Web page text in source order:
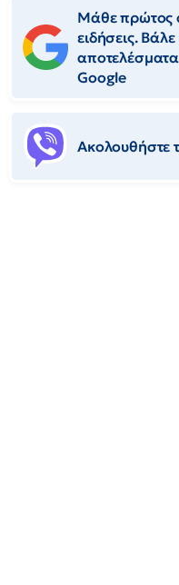
Μάθε πρώτος
ειδήσεις.
Google
Ακολουθήστε